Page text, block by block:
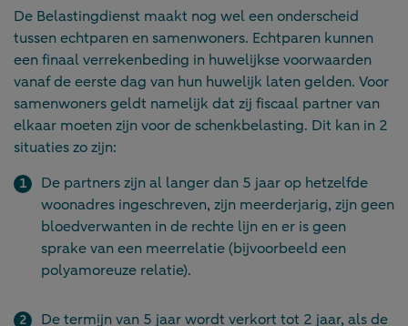
De Belastingdienst maakt nog wel een onderscheid
tussen echtparen en samenwoners. Echtparen kunnen
een finaal verrekenbeding in huwelijkse voorwaarden
vanaf de eerste dag van hun huwelijk laten gelden. Voor
samenwoners geldt namelijk dat zij fiscaal partner van
elkaar moeten zijn voor de schenkbelasting. Dit kan in 2
situaties zo zijn:
De partners zijn al langer dan 5 jaar op hetzelfde
woonadres ingeschreven, zijn meerderjarig, zijn geen
bloedverwanten in de rechte lijn en er is geen
sprake van een meerrelatie (bijvoorbeeld een
polyamoreuze relatie).
De termijn van 5 jaar wordt verkort tot 2 jaar, als de